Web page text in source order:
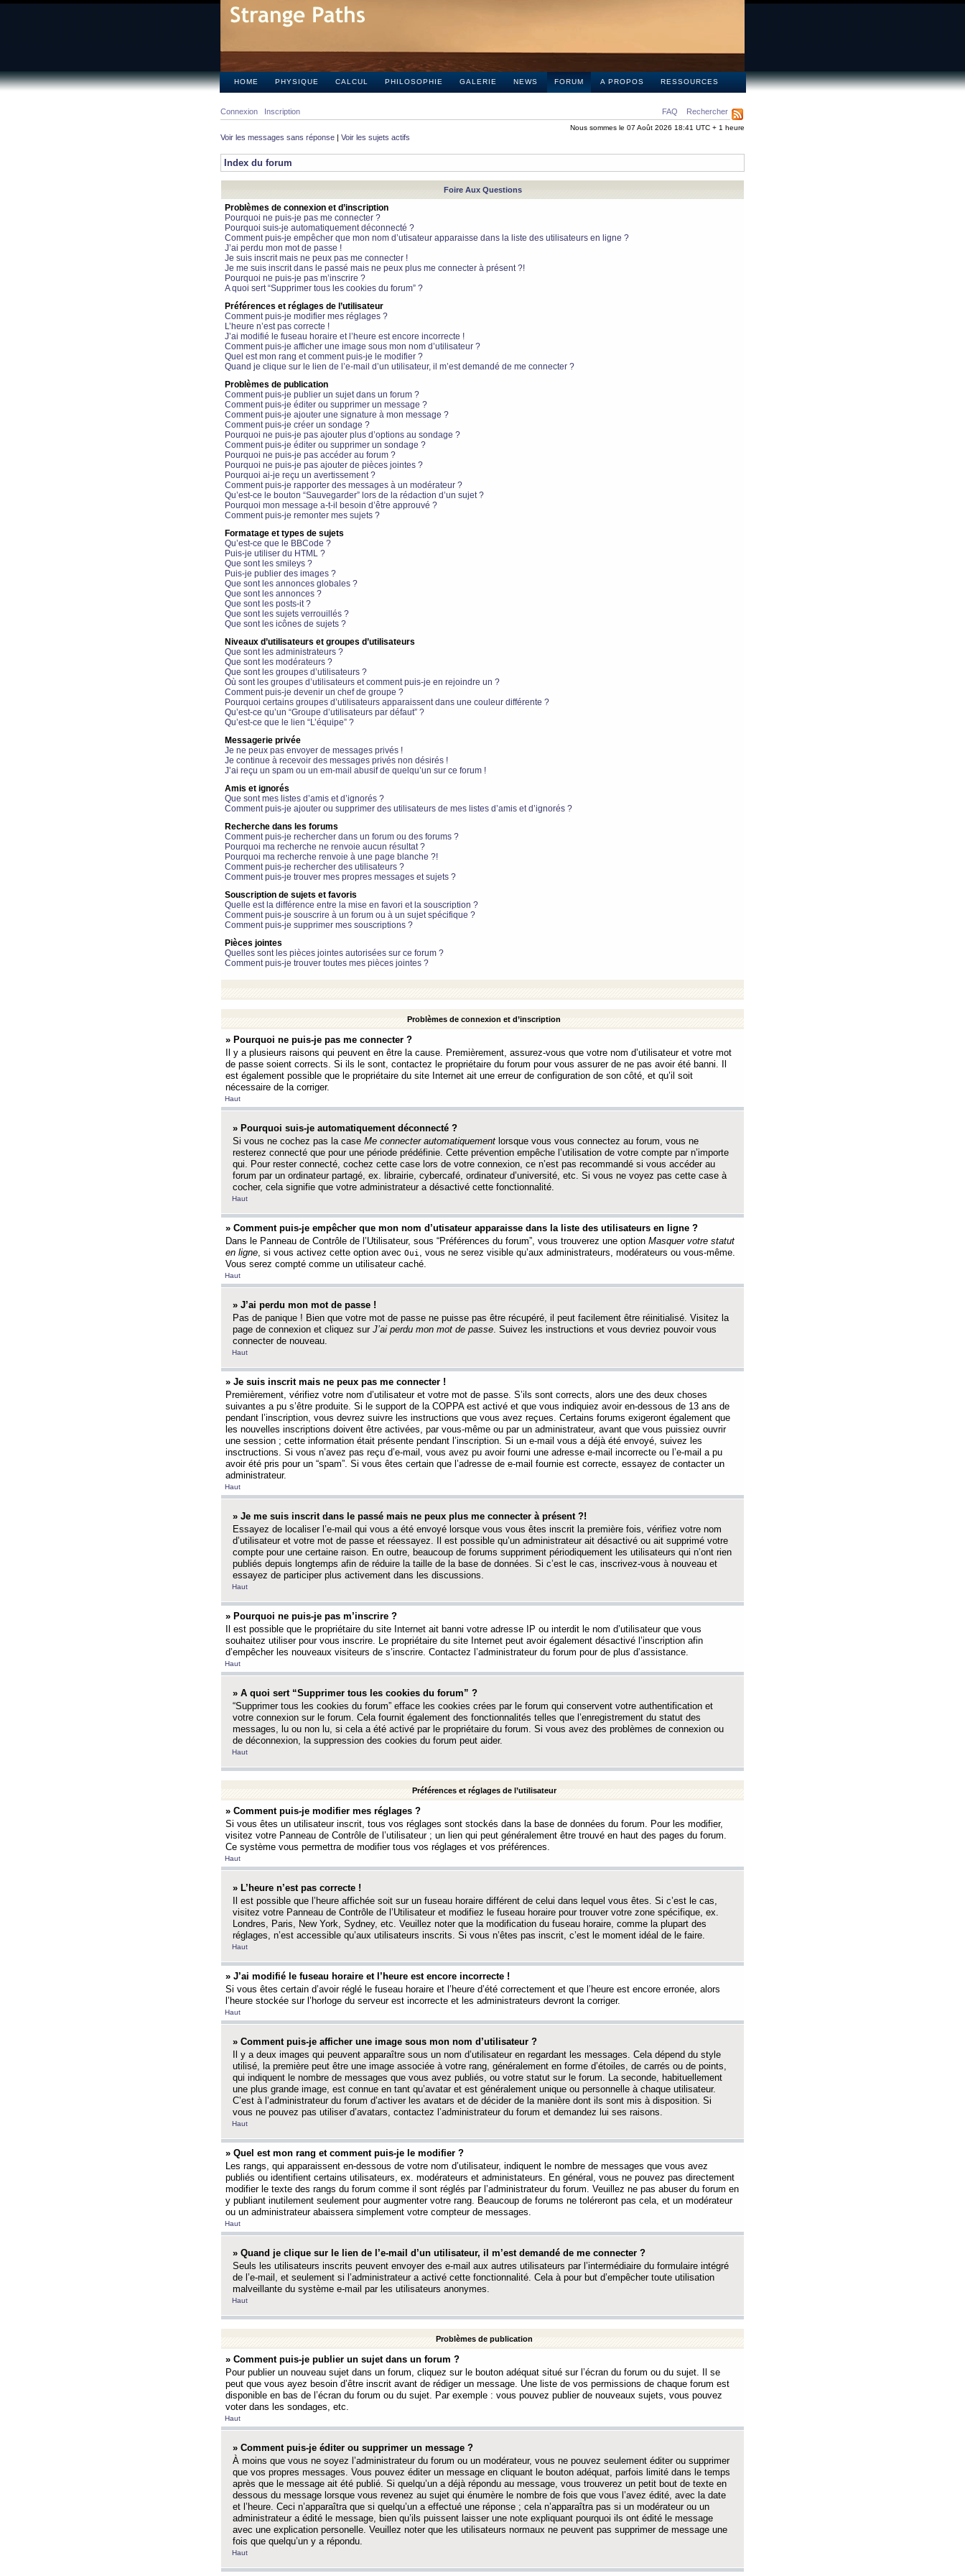
HOME PHYSIQUE CALCUL PHILOSOPHIE GALERIE NEWS FORUM A PROPOS RESSOURCES
FAQ Rechercher
Connexion Inscription
Nous sommes le 07 Août 2026 18:41 UTC + 1 heure
Voir les messages sans réponse | Voir les sujets actifs
Index du forum
Foire Aux Questions
Problèmes de connexion et d’inscription
Pourquoi ne puis-je pas me connecter ?
Pourquoi suis-je automatiquement déconnecté ?
Comment puis-je empêcher que mon nom d’utisateur apparaisse dans la liste des utilisateurs en ligne ?
J’ai perdu mon mot de passe !
Je suis inscrit mais ne peux pas me connecter !
Je me suis inscrit dans le passé mais ne peux plus me connecter à présent ?!
Pourquoi ne puis-je pas m’inscrire ?
A quoi sert “Supprimer tous les cookies du forum” ?
Préférences et réglages de l’utilisateur
Comment puis-je modifier mes réglages ?
L’heure n’est pas correcte !
J’ai modifié le fuseau horaire et l’heure est encore incorrecte !
Comment puis-je afficher une image sous mon nom d’utilisateur ?
Quel est mon rang et comment puis-je le modifier ?
Quand je clique sur le lien de l’e-mail d’un utilisateur, il m’est demandé de me connecter ?
Problèmes de publication
Comment puis-je publier un sujet dans un forum ?
Comment puis-je éditer ou supprimer un message ?
Comment puis-je ajouter une signature à mon message ?
Comment puis-je créer un sondage ?
Pourquoi ne puis-je pas ajouter plus d’options au sondage ?
Comment puis-je éditer ou supprimer un sondage ?
Pourquoi ne puis-je pas accéder au forum ?
Pourquoi ne puis-je pas ajouter de pièces jointes ?
Pourquoi ai-je reçu un avertissement ?
Comment puis-je rapporter des messages à un modérateur ?
Qu’est-ce le bouton “Sauvegarder” lors de la rédaction d’un sujet ?
Pourquoi mon message a-t-il besoin d’être approuvé ?
Comment puis-je remonter mes sujets ?
Formatage et types de sujets
Qu’est-ce que le BBCode ?
Puis-je utiliser du HTML ?
Que sont les smileys ?
Puis-je publier des images ?
Que sont les annonces globales ?
Que sont les annonces ?
Que sont les posts-it ?
Que sont les sujets verrouillés ?
Que sont les icônes de sujets ?
Niveaux d’utilisateurs et groupes d’utilisateurs
Que sont les administrateurs ?
Que sont les modérateurs ?
Que sont les groupes d’utilisateurs ?
Où sont les groupes d’utilisateurs et comment puis-je en rejoindre un ?
Comment puis-je devenir un chef de groupe ?
Pourquoi certains groupes d’utilisateurs apparaissent dans une couleur différente ?
Qu’est-ce qu’un “Groupe d’utilisateurs par défaut” ?
Qu’est-ce que le lien “L’équipe” ?
Messagerie privée
Je ne peux pas envoyer de messages privés !
Je continue à recevoir des messages privés non désirés !
J’ai reçu un spam ou un em-mail abusif de quelqu’un sur ce forum !
Amis et ignorés
Que sont mes listes d’amis et d’ignorés ?
Comment puis-je ajouter ou supprimer des utilisateurs de mes listes d’amis et d’ignorés ?
Recherche dans les forums
Comment puis-je rechercher dans un forum ou des forums ?
Pourquoi ma recherche ne renvoie aucun résultat ?
Pourquoi ma recherche renvoie à une page blanche ?!
Comment puis-je rechercher des utilisateurs ?
Comment puis-je trouver mes propres messages et sujets ?
Souscription de sujets et favoris
Quelle est la différence entre la mise en favori et la souscription ?
Comment puis-je souscrire à un forum ou à un sujet spécifique ?
Comment puis-je supprimer mes souscriptions ?
Pièces jointes
Quelles sont les pièces jointes autorisées sur ce forum ?
Comment puis-je trouver toutes mes pièces jointes ?
Problèmes de connexion et d’inscription
» Pourquoi ne puis-je pas me connecter ?
Il y a plusieurs raisons qui peuvent en être la cause. Premièrement, assurez-vous que votre nom d’utilisateur et votre mot
de passe soient corrects. Si ils le sont, contactez le propriétaire du forum pour vous assurer de ne pas avoir été banni. Il
est également possible que le propriétaire du site Internet ait une erreur de configuration de son côté, et qu’il soit
nécessaire de la corriger.
Haut
» Pourquoi suis-je automatiquement déconnecté ?
Si vous ne cochez pas la case Me connecter automatiquement lorsque vous vous connectez au forum, vous ne
resterez connecté que pour une période prédéfinie. Cette prévention empêche l’utilisation de votre compte par n’importe
qui. Pour rester connecté, cochez cette case lors de votre connexion, ce n’est pas recommandé si vous accéder au
forum par un ordinateur partagé, ex. librairie, cybercafé, ordinateur d’université, etc. Si vous ne voyez pas cette case à
cocher, cela signifie que votre administrateur a désactivé cette fonctionnalité.
Haut
» Comment puis-je empêcher que mon nom d’utisateur apparaisse dans la liste des utilisateurs en ligne ?
Dans le Panneau de Contrôle de l’Utilisateur, sous “Préférences du forum”, vous trouverez une option Masquer votre statut
en ligne, si vous activez cette option avec Oui , vous ne serez visible qu’aux administrateurs, modérateurs ou vous-même.
Vous serez compté comme un utilisateur caché.
Haut
» J’ai perdu mon mot de passe !
Pas de panique ! Bien que votre mot de passe ne puisse pas être récupéré, il peut facilement être réinitialisé. Visitez la
page de connexion et cliquez sur J’ai perdu mon mot de passe. Suivez les instructions et vous devriez pouvoir vous
connecter de nouveau.
Haut
» Je suis inscrit mais ne peux pas me connecter !
Premièrement, vérifiez votre nom d’utilisateur et votre mot de passe. S’ils sont corrects, alors une des deux choses
suivantes a pu s’être produite. Si le support de la COPPA est activé et que vous indiquiez avoir en-dessous de 13 ans de
pendant l’inscription, vous devrez suivre les instructions que vous avez reçues. Certains forums exigeront également que
les nouvelles inscriptions doivent être activées, par vous-même ou par un administrateur, avant que vous puissiez ouvrir
une session ; cette information était présente pendant l’inscription. Si un e-mail vous a déjà été envoyé, suivez les
insctructions. Si vous n’avez pas reçu d’e-mail, vous avez pu avoir fourni une adresse e-mail incorrecte ou l’e-mail a pu
avoir été pris pour un “spam”. Si vous êtes certain que l’adresse de e-mail fournie est correcte, essayez de contacter un
administrateur.
Haut
» Je me suis inscrit dans le passé mais ne peux plus me connecter à présent ?!
Essayez de localiser l’e-mail qui vous a été envoyé lorsque vous vous êtes inscrit la première fois, vérifiez votre nom
d’utilisateur et votre mot de passe et réessayez. Il est possible qu’un administrateur ait désactivé ou ait supprimé votre
compte pour une certaine raison. En outre, beaucoup de forums suppriment périodiquement les utilisateurs qui n’ont rien
publiés depuis longtemps afin de réduire la taille de la base de données. Si c’est le cas, inscrivez-vous à nouveau et
essayez de participer plus activement dans les discussions.
Haut
» Pourquoi ne puis-je pas m’inscrire ?
Il est possible que le propriétaire du site Internet ait banni votre adresse IP ou interdit le nom d’utilisateur que vous
souhaitez utiliser pour vous inscrire. Le propriétaire du site Internet peut avoir également désactivé l’inscription afin
d’empêcher les nouveaux visiteurs de s’inscrire. Contactez l’administrateur du forum pour de plus d’assistance.
Haut
» A quoi sert “Supprimer tous les cookies du forum” ?
“Supprimer tous les cookies du forum” efface les cookies crées par le forum qui conservent votre authentification et
votre connexion sur le forum. Cela fournit également des fonctionnalités telles que l’enregistrement du statut des
messages, lu ou non lu, si cela a été activé par le propriétaire du forum. Si vous avez des problèmes de connexion ou
de déconnexion, la suppression des cookies du forum peut aider.
Haut
Préférences et réglages de l’utilisateur
» Comment puis-je modifier mes réglages ?
Si vous êtes un utilisateur inscrit, tous vos réglages sont stockés dans la base de données du forum. Pour les modifier,
visitez votre Panneau de Contrôle de l’utilisateur ; un lien qui peut généralement être trouvé en haut des pages du forum.
Ce système vous permettra de modifier tous vos réglages et vos préférences.
Haut
» L’heure n’est pas correcte !
Il est possible que l’heure affichée soit sur un fuseau horaire différent de celui dans lequel vous êtes. Si c’est le cas,
visitez votre Panneau de Contrôle de l’Utilisateur et modifiez le fuseau horaire pour trouver votre zone spécifique, ex.
Londres, Paris, New York, Sydney, etc. Veuillez noter que la modification du fuseau horaire, comme la plupart des
réglages, n’est accessible qu’aux utilisateurs inscrits. Si vous n’êtes pas inscrit, c’est le moment idéal de le faire.
Haut
» J’ai modifié le fuseau horaire et l’heure est encore incorrecte !
Si vous êtes certain d’avoir réglé le fuseau horaire et l’heure d’été correctement et que l’heure est encore erronée, alors
l’heure stockée sur l’horloge du serveur est incorrecte et les administrateurs devront la corriger.
Haut
» Comment puis-je afficher une image sous mon nom d’utilisateur ?
Il y a deux images qui peuvent apparaître sous un nom d’utilisateur en regardant les messages. Cela dépend du style
utilisé, la première peut être une image associée à votre rang, généralement en forme d’étoiles, de carrés ou de points,
qui indiquent le nombre de messages que vous avez publiés, ou votre statut sur le forum. La seconde, habituellement
une plus grande image, est connue en tant qu’avatar et est généralement unique ou personnelle à chaque utilisateur.
C’est à l’administrateur du forum d’activer les avatars et de décider de la manière dont ils sont mis à disposition. Si
vous ne pouvez pas utiliser d’avatars, contactez l’administrateur du forum et demandez lui ses raisons.
Haut
» Quel est mon rang et comment puis-je le modifier ?
Les rangs, qui apparaissent en-dessous de votre nom d’utilisateur, indiquent le nombre de messages que vous avez
publiés ou identifient certains utilisateurs, ex. modérateurs et administateurs. En général, vous ne pouvez pas directement
modifier le texte des rangs du forum comme il sont réglés par l’administrateur du forum. Veuillez ne pas abuser du forum en
y publiant inutilement seulement pour augmenter votre rang. Beaucoup de forums ne toléreront pas cela, et un modérateur
ou un administrateur abaissera simplement votre compteur de messages.
Haut
» Quand je clique sur le lien de l’e-mail d’un utilisateur, il m’est demandé de me connecter ?
Seuls les utilisateurs inscrits peuvent envoyer des e-mail aux autres utilisateurs par l’intermédiaire du formulaire intégré
de l’e-mail, et seulement si l’administrateur a activé cette fonctionnalité. Cela à pour but d’empêcher toute utilisation
malveillante du système e-mail par les utilisateurs anonymes.
Haut
Problèmes de publication
» Comment puis-je publier un sujet dans un forum ?
Pour publier un nouveau sujet dans un forum, cliquez sur le bouton adéquat situé sur l’écran du forum ou du sujet. Il se
peut que vous ayez besoin d’être inscrit avant de rédiger un message. Une liste de vos permissions de chaque forum est
disponible en bas de l’écran du forum ou du sujet. Par exemple : vous pouvez publier de nouveaux sujets, vous pouvez
voter dans les sondages, etc.
Haut
» Comment puis-je éditer ou supprimer un message ?
À moins que vous ne soyez l’administrateur du forum ou un modérateur, vous ne pouvez seulement éditer ou supprimer
que vos propres messages. Vous pouvez éditer un message en cliquant le bouton adéquat, parfois limité dans le temps
après que le message ait été publié. Si quelqu’un a déjà répondu au message, vous trouverez un petit bout de texte en
dessous du message lorsque vous revenez au sujet qui énumère le nombre de fois que vous l’avez édité, avec la date
et l’heure. Ceci n’apparaîtra que si quelqu’un a effectué une réponse ; cela n’apparaîtra pas si un modérateur ou un
administrateur a édité le message, bien qu’ils puissent laisser une note expliquant pourquoi ils ont édité le message
avec une explication personelle. Veuillez noter que les utilisateurs normaux ne peuvent pas supprimer de message une
fois que quelqu’un y a répondu.
Haut